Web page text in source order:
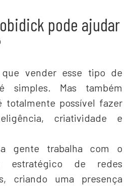
pode ajudar
vender esse tipo de
simples. Mas também
totalmente possível fazer
criatividade e
gente trabalha com o
estratégico de redes
criando uma presença